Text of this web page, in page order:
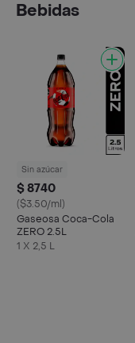
Bebidas
Sin azúcar
$ 8740
($3.50/ml)
Gaseosa Coca-Cola
ZERO 2.5L
1 X 2,5 L